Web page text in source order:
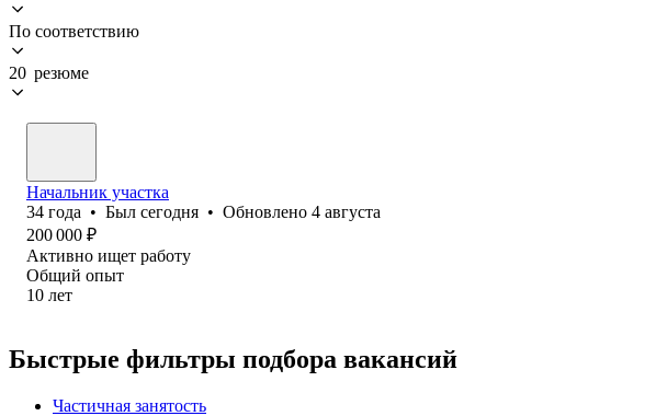
По соответствию
20 резюме
Начальник участка
34 года • Был сегодня • Обновлено 4 августа
200 000 ₽
Активно ищет работу
Общий опыт
10 лет
Быстрые фильтры подбора вакансий
Частичная занятость